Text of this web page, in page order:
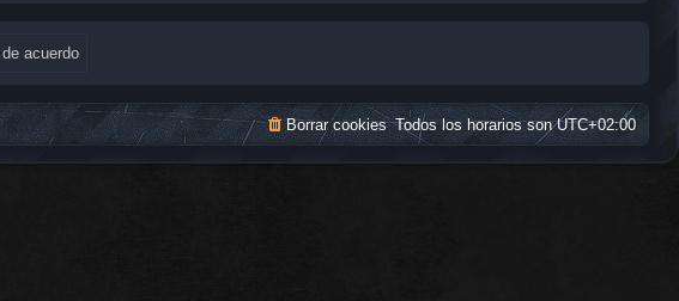
Todos los horarios sonUTC+02:00
Borrar cookies